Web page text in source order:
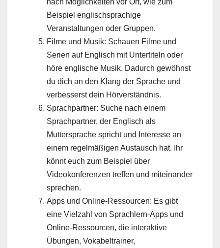
nach Möglichkeiten vor Ort, wie zum
Beispiel englischsprachige
Veranstaltungen oder Gruppen.
Filme und Musik: Schauen Filme und
Serien auf Englisch mit Untertiteln oder
höre englische Musik. Dadurch gewöhnst
du dich an den Klang der Sprache und
verbesserst dein Hörverständnis.
Sprachpartner: Suche nach einem
Sprachpartner, der Englisch als
Muttersprache spricht und Interesse an
einem regelmäßigen Austausch hat. Ihr
könnt euch zum Beispiel über
Videokonferenzen treffen und miteinander
sprechen.
Apps und Online-Ressourcen: Es gibt
eine Vielzahl von Sprachlern-Apps und
Online-Ressourcen, die interaktive
Übungen, Vokabeltrainer,